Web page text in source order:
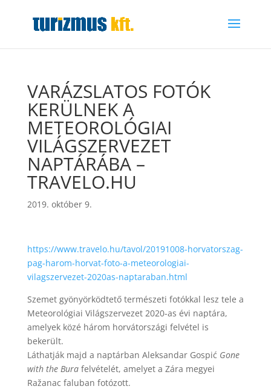
VARÁZSLATOS FOTÓK
KERÜLNEK A
METEOROLÓGIAI
VILÁGSZERVEZET
NAPTÁRÁBA –
TRAVELO.HU
2019. október 9.
https://www.travelo.hu/tavol/20191008-horvatorszag-
pag-harom-horvat-foto-a-meteorologiai-
vilagszervezet-2020as-naptaraban.html
Szemet gyönyörködtető természeti fotókkal lesz tele a
Meteorológiai Világszervezet 2020-as évi naptára,
amelyek közé három horvátországi felvétel is
bekerült.
Láthatják majd a naptárban Aleksandar Gospić Gone
with the Burafelvételét, amelyet a Zára megyei
Ražanac faluban fotózott.